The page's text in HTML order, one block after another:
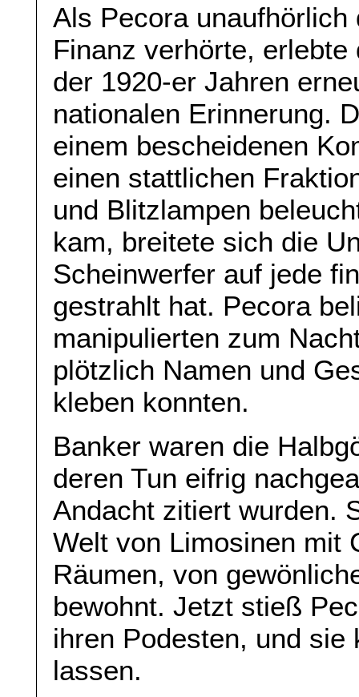
Als Pecora
Finanz verhörte,
der 1920-er Jahren
nationalen Erinnerung.
einem bescheidenen
einen stattlichen
und Blitzlampen
kam, breitete sich die
Scheinwerfer auf jede
gestrahlt hat. Pecora
manipulierten zum
plötzlich Namen und
kleben konnten.
Banker waren die
deren Tun eifrig
Andacht zitiert wurden.
Welt von Limosinen mit
Räumen, von
bewohnt. Jetzt stieß
ihren Podesten, und
lassen.